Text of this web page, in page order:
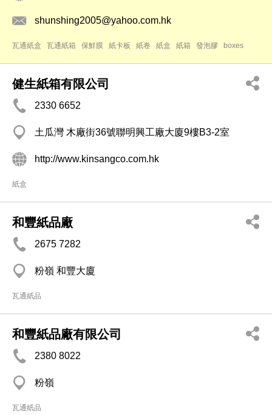
shunshing2005@yahoo.com.hk
瓦通紙盒 瓦通紙箱 保鮮膜 紙卡板 紙卷 紙盒 紙箱 發泡膠 boxes
健生紙箱有限公司
2330 6652
土瓜灣 木廠街36號聯明興工廠大廈9樓B3-2室
http://www.kinsangco.com.hk
紙盒
和豐紙品廠
2675 7282
粉嶺 和豐大廈
瓦通紙品
和豐紙品廠有限公司
2380 8022
粉嶺
瓦通紙品